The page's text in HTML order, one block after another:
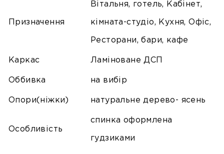
Призначення
Вітальня, готель, Кабінет,
кімната-студіо, Кухня, Офіс,
Ресторани, бари, кафе
Каркас Ламіноване ДСП
Оббивка на вибір
Опори(ніжки) натуральне дерево- ясень
Особливість
спинка оформлена
гудзиками